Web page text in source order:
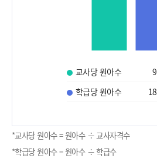
교사당 원아수 9
학급당 원아수
18
*교사당 원아수 = 원아수 ÷ 교사자격수
*학급당 원아수 = 원아수 ÷ 학급수